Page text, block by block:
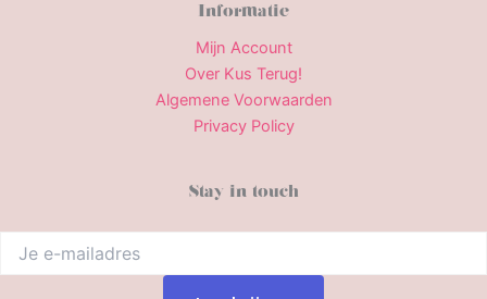
Informatie
Mijn Account
Over Kus Terug!
Algemene Voorwaarden
Privacy Policy
Stay in touch